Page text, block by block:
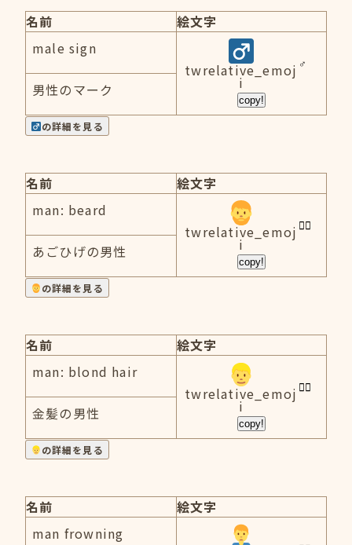
名前
絵文字
male sign
twrelative_emoj
i
copy!
男性のマーク
の詳細を見る
名前
絵文字
man: beard
twrelative_emoj
i
copy!
あごひげの男性
の詳細を見る
名前
絵文字
man: blond hair
twrelative_emoj
i
copy!
金髪の男性
の詳細を見る
名前
絵文字
man frowning